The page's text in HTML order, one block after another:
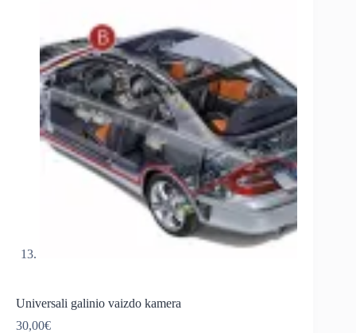
Universali galinio vaizdo kamera
30,00€